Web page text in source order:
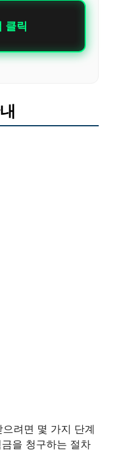
클릭
려면 몇 가지 단계
을 청구하는 절차